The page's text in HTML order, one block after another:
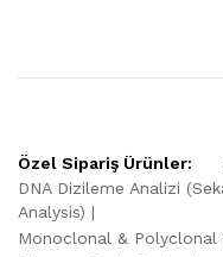
Özel Sipariş Ürünler:
DNA Dizileme Analizi
Analysis)
Monoclonal & Polyclonal